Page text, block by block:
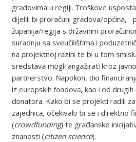
gradovima u regiji. Troškove
dijelili bi proračuni gradova/općina,
županija/regija s državnim
suradnju sa sveučilištima i
na projektnoj razini te bi u tom
sredstava mogli angažirati kroz
partnerstvo. Napokon, dio
iz europskih fondova, kao i od drugih
donatora. Kako bi se projekti radili
zajednica, očekivalo bi se i direktno
(crowdfunding) te građanske
znanosti (citizen science).